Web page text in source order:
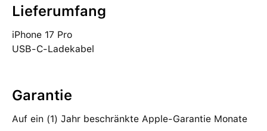
Lieferumfang
iPhone 17 Pro
USB-C-Ladekabel
Garantie
Auf ein (1) Jahr beschränkte Apple-Garantie Monate